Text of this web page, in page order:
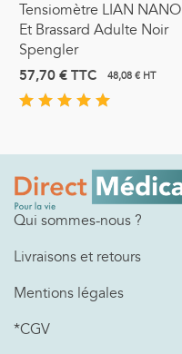
Tensiomètre LIAN NANO
Et Brassard Adulte Noir
Spengler
57,70 €TTC 48,08 € HT
Qui sommes-nous ?
Livraisons et retours
Mentions légales
*CGV